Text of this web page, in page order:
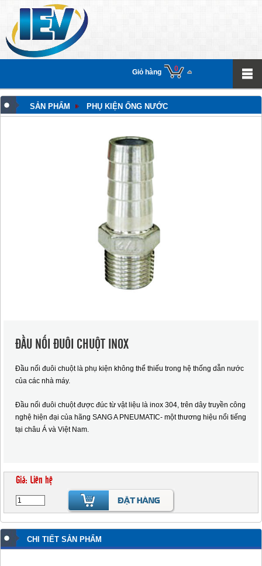
Giỏ hàng 0
SẢN PHẨM PHỤ KIỆN ỐNG NƯỚC
ĐẦU NỐI ĐUÔI CHUỘT INOX
Đầu nối đuôi chuột là phụ kiện không thể thiếu trong hệ thống dẫn nước
của các nhà máy.
Đầu nối đuôi chuột được đúc từ vật liệu là inox 304, trên dây truyền công
nghệ hiện đại của hãng SANG A PNEUMATIC- một thương hiệu nổi tiếng
tại châu Á và Việt Nam.
Giá: Liên hệ
CHI TIẾT SẢN PHẨM